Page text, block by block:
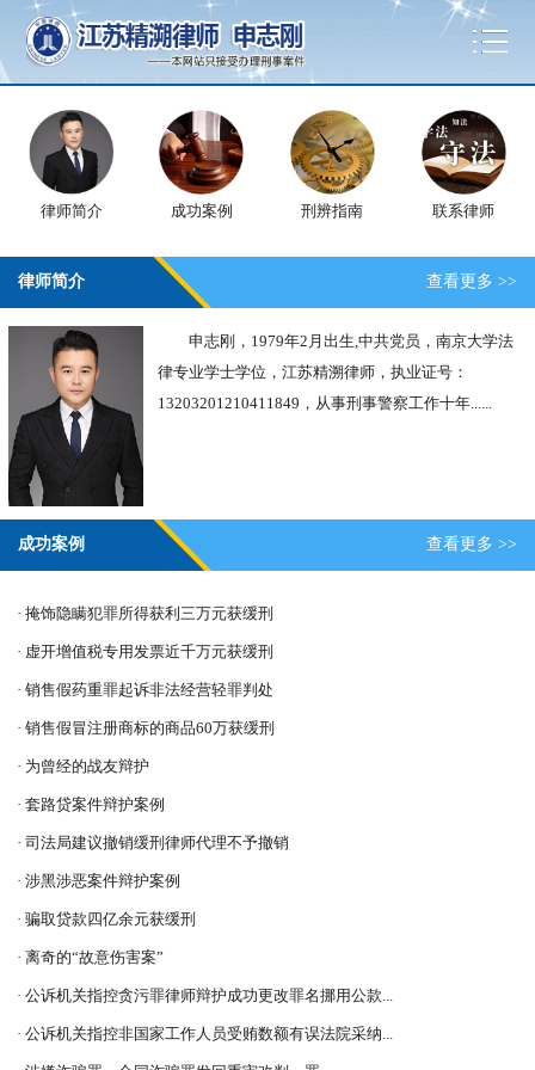
律师简介 成功案例 刑辨指南 联系律师
律师简介 查看更多 >>
申志刚，1979年2月出生,中共党员，南京大学法
律专业学士学位，江苏精溯律师，执业证号：
13203201210411849，从事刑事警察工作十年......
成功案例 查看更多 >>
· 掩饰隐瞒犯罪所得获利三万元获缓刑
· 虚开增值税专用发票近千万元获缓刑
· 销售假药重罪起诉非法经营轻罪判处
· 销售假冒注册商标的商品60万获缓刑
· 为曾经的战友辩护
· 套路贷案件辩护案例
· 司法局建议撤销缓刑律师代理不予撤销
· 涉黑涉恶案件辩护案例
· 骗取贷款四亿余元获缓刑
· 离奇的“故意伤害案”
· 公诉机关指控贪污罪律师辩护成功更改罪名挪用公款...
· 公诉机关指控非国家工作人员受贿数额有误法院采纳...